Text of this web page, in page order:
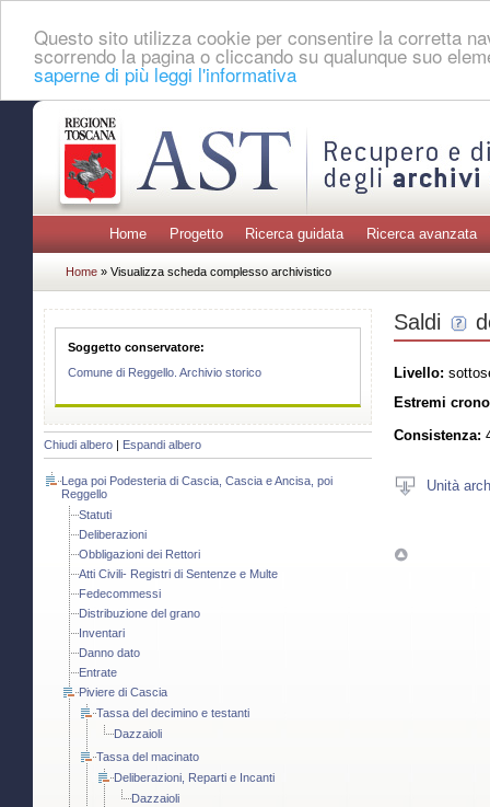
Questo sito utilizza cookie per consentire la corretta
scorrendo la pagina o cliccando su qualunque suo
saperne di più leggi l'informativa
Home Progetto Ricerca guidata Ricerca avanzata
Home » Visualizza scheda complesso archivistico
Soggetto conservatore:
Comune di Reggello. Archivio storico
Chiudi albero Espandi albero
Lega poi Podesteria di Cascia, Cascia e Ancisa, poi
Reggello
Statuti
Deliberazioni
Obbligazioni dei Rettori
Atti Civili- Registri di Sentenze e Multe
Fedecommessi
Distribuzione del grano
Inventari
Danno dato
Entrate
Piviere di Cascia
Tassa del decimino e testanti
Dazzaioli
Tassa del macinato
Deliberazioni, Reparti e Incanti
Dazzaioli
Saldi
Livello:
Estremi
Consistenza:
Unità